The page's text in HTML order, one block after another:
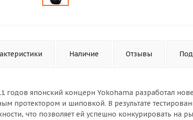
Наличие Отзывы
годов японский концерн Yokohama разработал
протектором и шиповкой. В результате
что позволяет ей успешно конкурировать